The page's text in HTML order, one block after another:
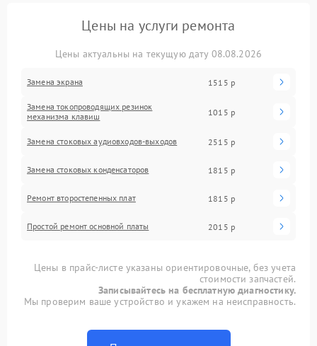
Цены на услуги ремонта
Цены актуальны на текущую дату 08.08.2026
Замена экрана 1515 р
Замена токопроводящих резинок
механизма клавиш
1015 р
Замена стоковых аудиовходов-выходов 2515 р
Замена стоковых конденсаторов 1815 р
Ремонт второстепенных плат 1815 р
Простой ремонт основной платы 2015 р
Цены в прайс-листе указаны ориентировочные, без учета
стоимости запчастей.
Записывайтесь на бесплатную диагностику.
Мы проверим ваше устройство и укажем на неисправность.